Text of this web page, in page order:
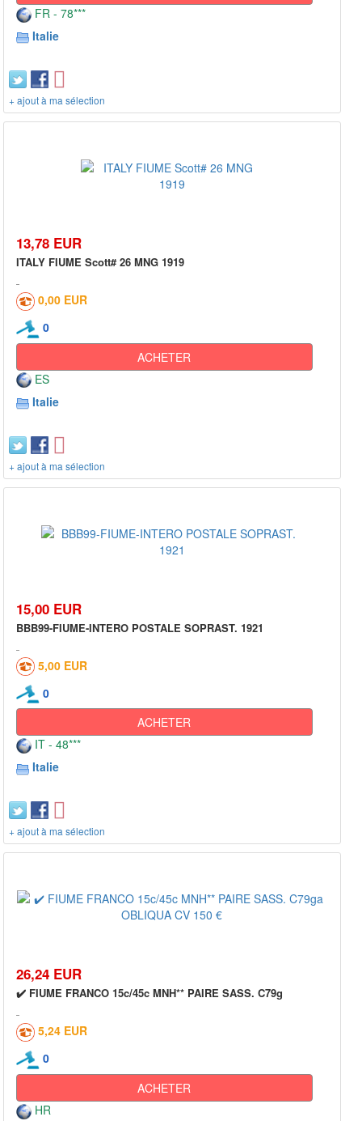
FR - 78***
Italie
+ ajout à ma sélection
13,78 EUR
ITALY FIUME Scott# 26 MNG 1919
0,00 EUR
0
ACHETER
ES
Italie
+ ajout à ma sélection
15,00 EUR
BBB99-FIUME-INTERO POSTALE SOPRAST. 1921
5,00 EUR
0
ACHETER
IT - 48***
Italie
+ ajout à ma sélection
26,24 EUR
✔️ FIUME FRANCO 15c/45c MNH** PAIRE SASS. C79g
5,24 EUR
0
ACHETER
HR